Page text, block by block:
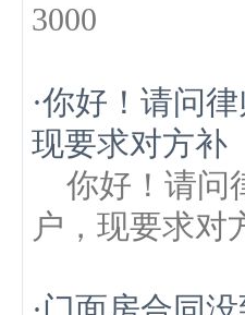
3000
·你好！请问
现要求对方补
你好！请问
户，现要求对